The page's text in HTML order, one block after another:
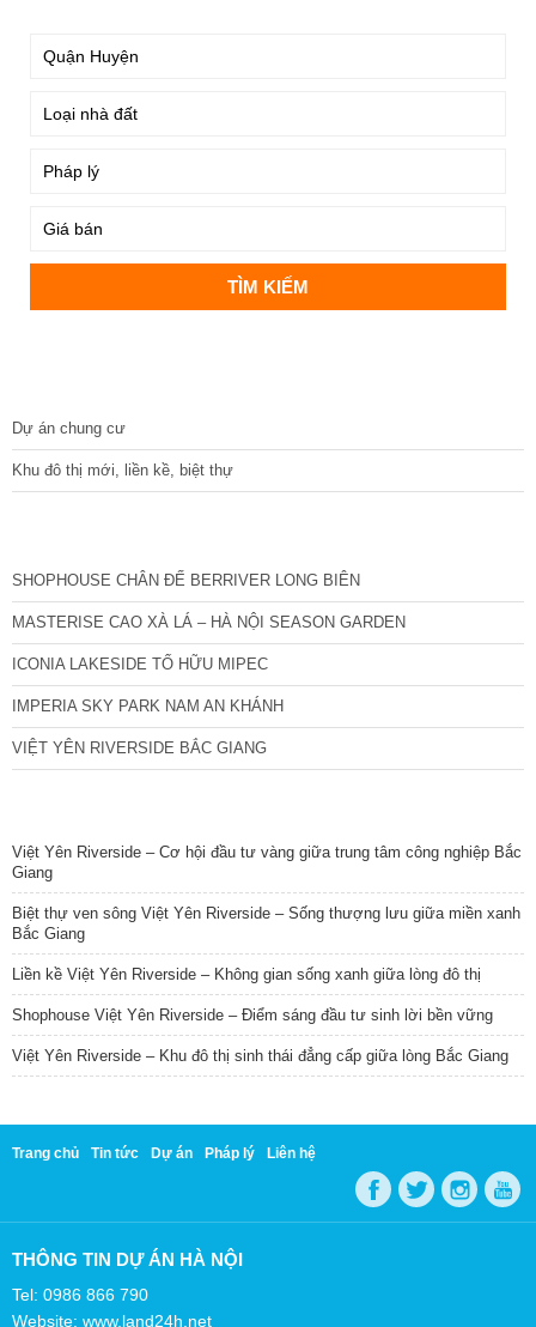
Dự án chung cư
Khu đô thị mới, liền kề, biệt thự
SHOPHOUSE CHÂN ĐẾ BERRIVER LONG BIÊN
MASTERISE CAO XÀ LÁ – HÀ NỘI SEASON GARDEN
ICONIA LAKESIDE TỐ HỮU MIPEC
IMPERIA SKY PARK NAM AN KHÁNH
VIỆT YÊN RIVERSIDE BẮC GIANG
Việt Yên Riverside – Cơ hội đầu tư vàng giữa trung tâm công nghiệp Bắc
Giang
Biệt thự ven sông Việt Yên Riverside – Sống thượng lưu giữa miền xanh
Bắc Giang
Liền kề Việt Yên Riverside – Không gian sống xanh giữa lòng đô thị
Shophouse Việt Yên Riverside – Điểm sáng đầu tư sinh lời bền vững
Việt Yên Riverside – Khu đô thị sinh thái đẳng cấp giữa lòng Bắc Giang
Trang chủ Tin tức Dự án Pháp lý Liên hệ
THÔNG TIN DỰ ÁN HÀ NỘI
Tel: 0986 866 790
Website: www.land24h.net